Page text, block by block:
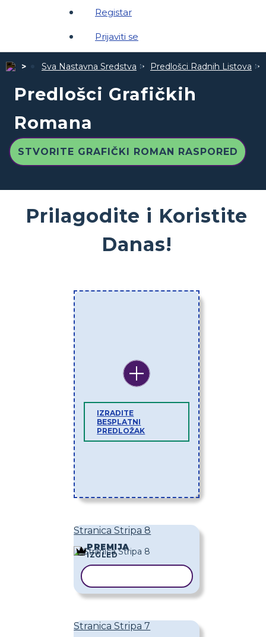
Registar
Prijaviti se
Sva Nastavna Sredstva Predlošci Radnih Listova
Predlošci Grafičkih
Romana
STVORITE GRAFIČKI ROMAN RASPORED
Prilagodite i Koristite
Danas!
IZRADITE
BESPLATNI
PREDLOŽAK
Stranica Stripa 8
PREMIJA
IZGLED
Stranica Stripa 7